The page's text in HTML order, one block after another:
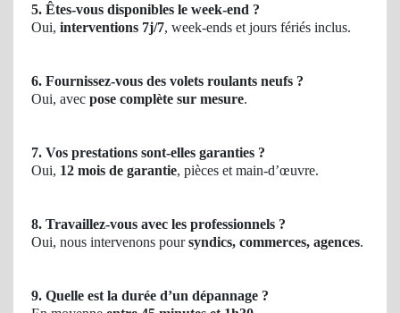
5. Êtes-vous disponibles le week-end ?
Oui, interventions 7j/7, week-ends et jours fériés inclus.
6. Fournissez-vous des volets roulants neufs ?
Oui, avec pose complète sur mesure.
7. Vos prestations sont-elles garanties ?
Oui, 12 mois de garantie, pièces et main-d’œuvre.
8. Travaillez-vous avec les professionnels ?
Oui, nous intervenons poursyndics, commerces, agences.
9. Quelle est la durée d’un dépannage ?